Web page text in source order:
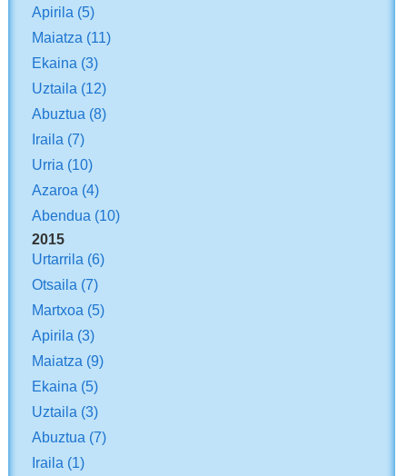
Apirila (5)
Maiatza (11)
Ekaina (3)
Uztaila (12)
Abuztua (8)
Iraila (7)
Urria (10)
Azaroa (4)
Abendua (10)
2015
Urtarrila (6)
Otsaila (7)
Martxoa (5)
Apirila (3)
Maiatza (9)
Ekaina (5)
Uztaila (3)
Abuztua (7)
Iraila (1)